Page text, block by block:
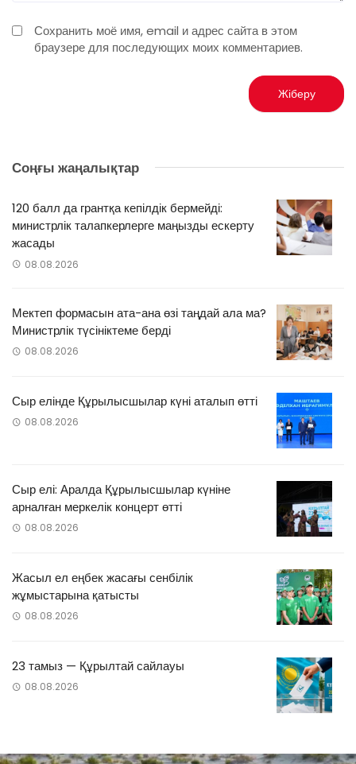
Сохранить моё имя, email и адрес сайта в этом
браузере для последующих моих комментариев.
Соңғы жаңалықтар
120 балл да грантқа кепілдік бермейді:
министрлік талапкерлерге маңызды ескерту
жасады
08.08.2026
Мектеп формасын ата-ана өзі таңдай ала ма?
Министрлік түсініктеме берді
08.08.2026
Сыр елінде Құрылысшылар күні аталып өтті
08.08.2026
Сыр елі: Аралда Құрылысшылар күніне
арналған меркелік концерт өтті
08.08.2026
Жасыл ел еңбек жасағы сенбілік
жұмыстарына қатысты
08.08.2026
23 тамыз — Құрылтай сайлауы
08.08.2026